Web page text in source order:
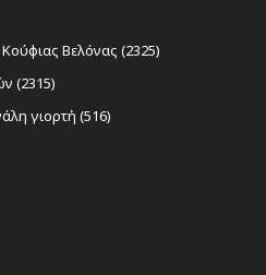
Βελόνας (2325)
(2315)
γιορτή (516)